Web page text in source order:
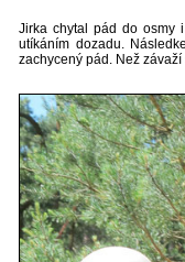
Jirka chytal pád do osmy
utíkáním dozadu.
zachycený pád. Než